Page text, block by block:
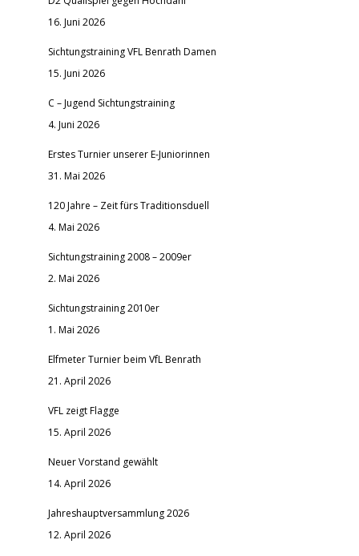
16. Juni 2026
Sichtungstraining VFL Benrath Damen
15. Juni 2026
C – Jugend Sichtungstraining
4. Juni 2026
Erstes Turnier unserer E-Juniorinnen
31. Mai 2026
120 Jahre – Zeit fürs Traditionsduell
4. Mai 2026
Sichtungstraining 2008 – 2009er
2. Mai 2026
Sichtungstraining 2010er
1. Mai 2026
Elfmeter Turnier beim VfL Benrath
21. April 2026
VFL zeigt Flagge
15. April 2026
Neuer Vorstand gewählt
14. April 2026
Jahreshauptversammlung 2026
12. April 2026